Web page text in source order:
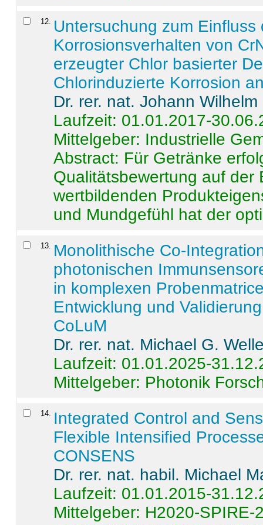
12
Untersuchung zum
Korrosionsverhalten von
erzeugter Chlor basierter
Chlorinduzierte Korrosion
Dr. rer. nat. Johann
Laufzeit: 01.01.2017-
Mittelgeber: Industrielle
Abstract: Für Getränke
Qualitätsbewertung auf der
wertbildenden
und Mundgefühl hat der
13
Monolithische Co-
photonischen
in komplexen
Entwicklung und
CoLuM
Dr. rer. nat. Michael G.
Laufzeit: 01.01.2025-
Mittelgeber: Photonik
14
Integrated Control and
Flexible Intensified
CONSENS
Dr. rer. nat. habil. Michael
Laufzeit: 01.01.2015-
Mittelgeber: H2020-SPIRE-